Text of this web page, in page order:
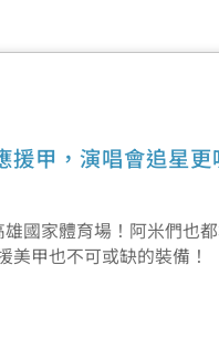
甲，演唱會追星更
雄國家體育場！阿米們也
美甲也不可或缺的裝備！